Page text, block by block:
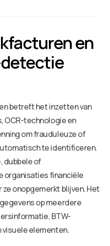
en
betreft het inzetten van
OCR-technologie en
om frauduleuze of
te identificeren.
dubbele of
organisaties financiële
onopgemerkt blijven. Het
op meerdere
BTW-
visuele elementen.